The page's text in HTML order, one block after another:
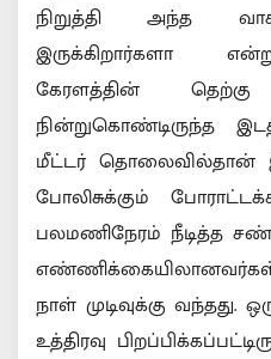
நிறுத்தி அந்த
இருக்கிறார்களா
கேரளத்தின்
நின்றுகொண்டிருந்த
மீட்டர் தொலைவில்தான்
போலிசுக்கும்
பலமணிநேரம் நீடித்த
நாள் முடிவுக்கு வந்தது.
உத்திரவு